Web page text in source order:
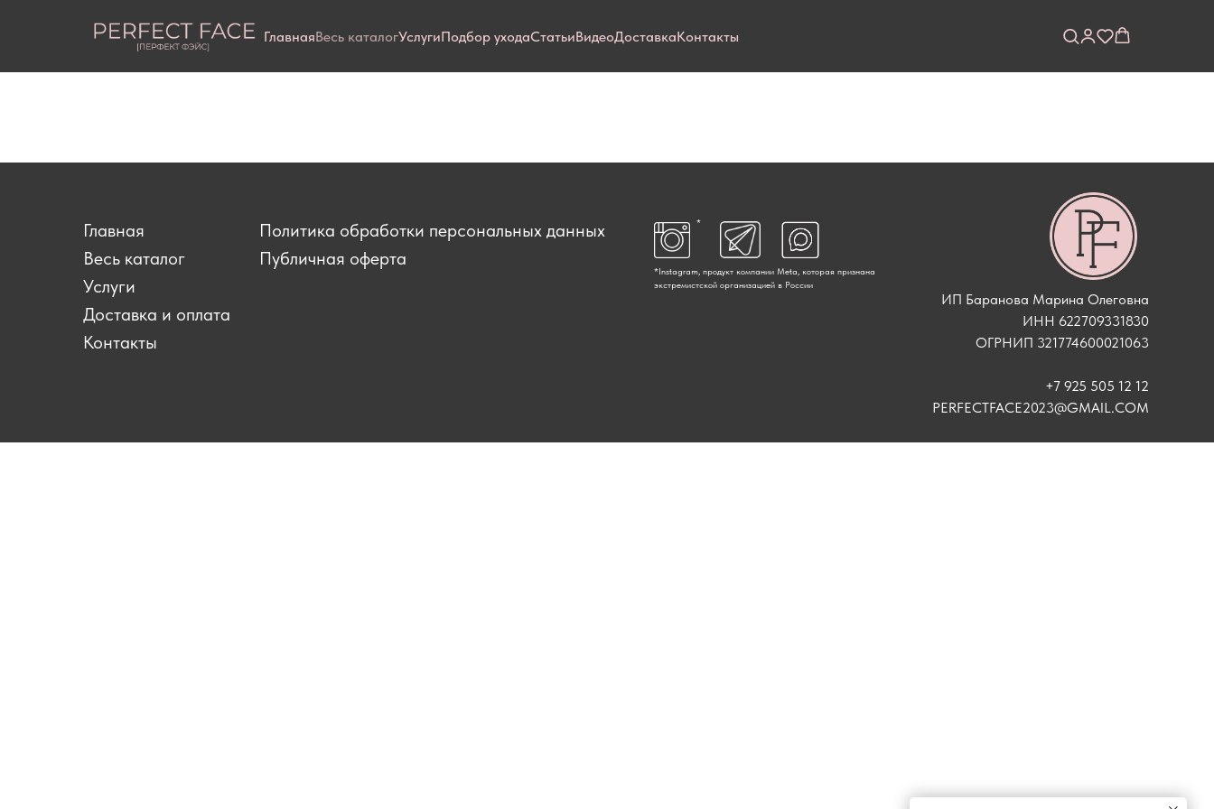
ГлавнаяВесь каталогУслугиПодбор уходаСтатьиВидеоДоставкаКонтакты
Главная
Весь каталог
Услуги
Доставка и оплата
Контакты
Политика обработки персональных данных
Публичная оферта
ИП Баранова Марина Олеговна
ИНН 622709331830
ОГРНИП 321774600021063
+7 925 505 12 12
PERFECTFACE2023@GMAIL.COM
*Instagram, продукт компании Meta, которая признана
экстремистской организацией в России
*